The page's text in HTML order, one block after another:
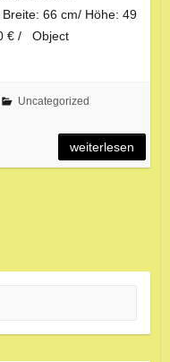
66 cm/ Höhe: 49
€ / Object
Uncategorized
weiterlesen